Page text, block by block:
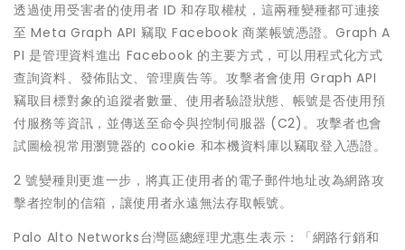
透過使用受害者的使用者 ID 和存取權杖，這兩種變種都可連接
至 Meta Graph API 竊取 Facebook 商業帳號憑證。Graph A
PI 是管理資料進出 Facebook 的主要方式，可以用程式化方式
查詢資料、發佈貼文、管理廣告等。攻擊者會使用 Graph API
竊取目標對象的追蹤者數量、使用者驗證狀態、帳號是否使用預
付服務等資訊，並傳送至命令與控制伺服器 (C2)。攻擊者也會
試圖檢視常用瀏覽器的 cookie 和本機資料庫以竊取登入憑證。
2 號變種則更進一步，將真正使用者的電子郵件地址改為網路攻
擊者控制的信箱，讓使用者永遠無法存取帳號。
Palo Alto Networks台灣區總經理尤惠生表示：「網路行銷和